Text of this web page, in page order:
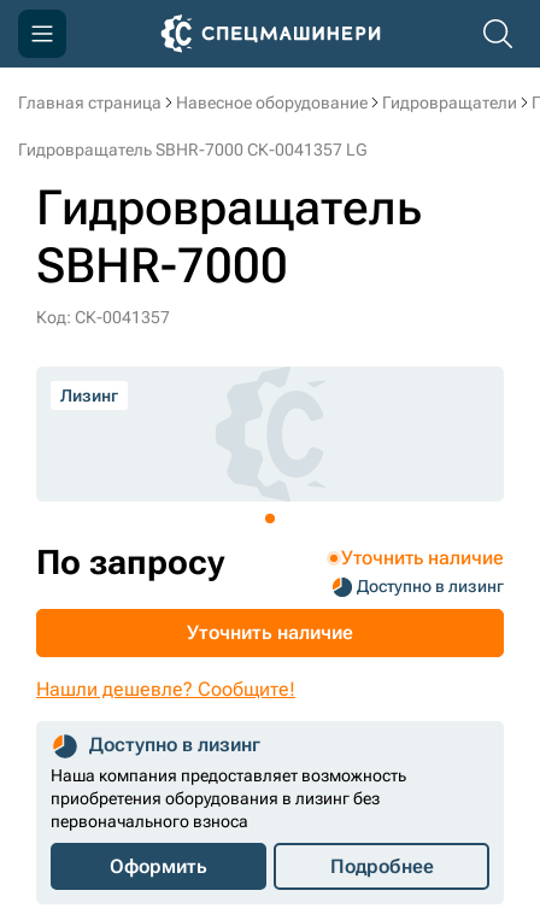
Главная страница Навесное оборудование Гидровращатели
Гидровращатель SBHR-7000 СК-0041357 LG
Гидровращатель
SBHR-7000
Код: СК-0041357
Лизинг
По запросу Уточнить наличие
Доступно в лизинг
Уточнить наличие
Нашли дешевле? Сообщите!
Доступно в лизинг
Наша компания предоставляет возможность
приобретения оборудования в лизинг без
первоначального взноса
Оформить Подробнее
Компания
Доставка и оплата
Информация
Контакты
+7 (499) 394-50-93